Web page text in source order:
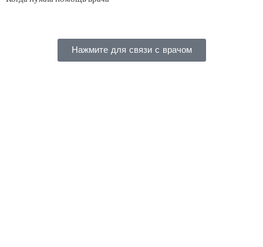
Нажмите для связи с врачом